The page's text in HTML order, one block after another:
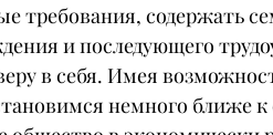
требования, содержать
и последующего
в себя. Имея
немного ближе к